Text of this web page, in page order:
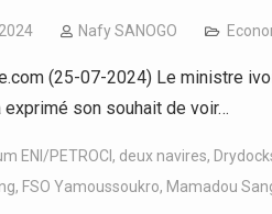
Nafy SANOGO
(25-07-2024) Le ministre
exprimé son souhait de voir…
ENI/PETROCI , deux navires,
, FSO Yamoussoukro, Mamadou